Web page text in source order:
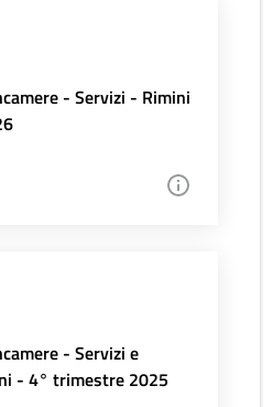
- Servizi - Rimini
- Servizi e
- 4° trimestre 2025